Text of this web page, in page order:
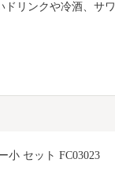
ドリンクや冷酒、サワ
小 セット FC03023